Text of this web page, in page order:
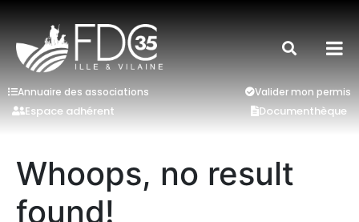
Annuaire des associations Valider mon permis
Espace adhérent Documenthèque
Whoops, no result
found!